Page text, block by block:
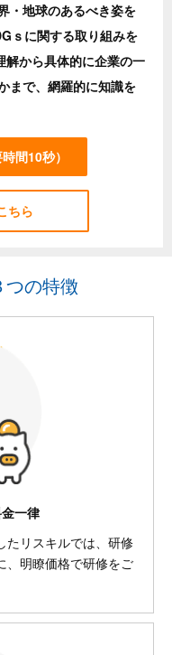
・地球のあるべき姿を
ｓに関する取り組みを
から具体的に企業の一
まで、網羅的に知識を
時間10秒）
ちら
つの特徴
一律
たリスキルでは、研修
、明瞭価格で研修をご